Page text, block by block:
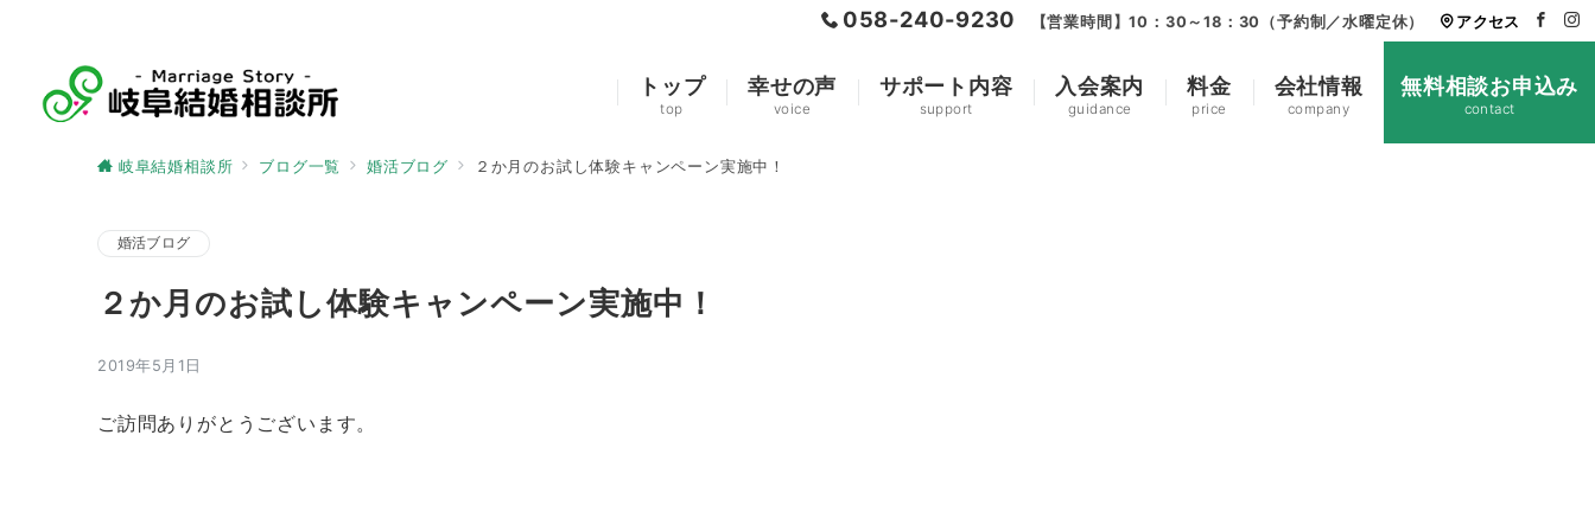
058-240-9230 【営業時間】10：30～18：30（予約制／水曜定休） アクセス
トップ
top
幸せの声
voice
サポート内容
support
入会案内
guidance
料金
price
会社情報
company
無料相談お申込み
contact
岐阜結婚相談所 ブログ一覧 婚活ブログ ２か月のお試し体験キャンペーン実施中！
婚活ブログ
２か月のお試し体験キャンペーン実施中！
2019年5月1日
ご訪問ありがとうございます。